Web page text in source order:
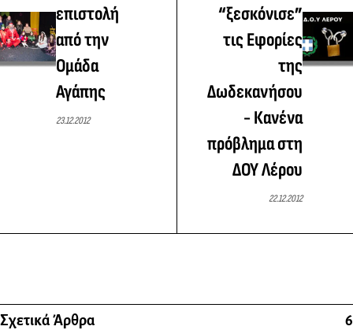
επιστολή
από την
Ομάδα
Αγάπης
23.12.2012
“ξεσκόνισε”
τις Εφορίες
της
Δωδεκανήσου
- Κανένα
πρόβλημα στη
ΔΟΥ Λέρου
22.12.2012
Σχετικά Άρθρα 6